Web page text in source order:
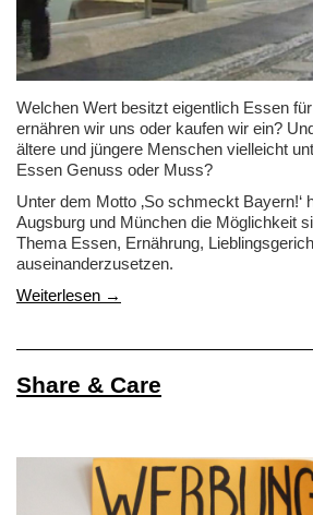
Welchen Wert besitzt eigentlich Essen
ernähren wir uns oder kaufen wir ein?
ältere und jüngere Menschen vielleicht
Essen Genuss oder Muss?
Unter dem Motto ‚So schmeckt Bayern!‘
Augsburg und München die Möglichkeit
Thema Essen, Ernährung,
auseinanderzusetzen.
Weiterlesen →
Share & Care